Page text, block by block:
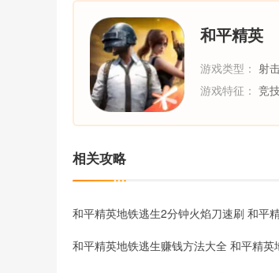
和平精英
游戏类型： 射
游戏特征：
竞
相关攻略
和平精英地铁逃生赚钱方法大全 和平精英